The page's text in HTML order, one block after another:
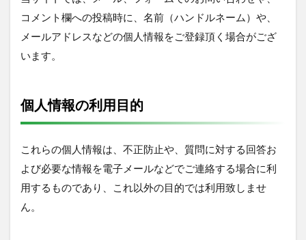
コメント欄への投稿時に、名前（ハンドルネーム）や、
メールアドレスなどの個人情報をご登録頂く場合がござ
います。
個人情報の利用目的
これらの個人情報は、不正防止や、質問に対する回答お
よび必要な情報を電子メールなどでご連絡する場合に利
用するものであり、これ以外の目的では利用致しませ
ん。